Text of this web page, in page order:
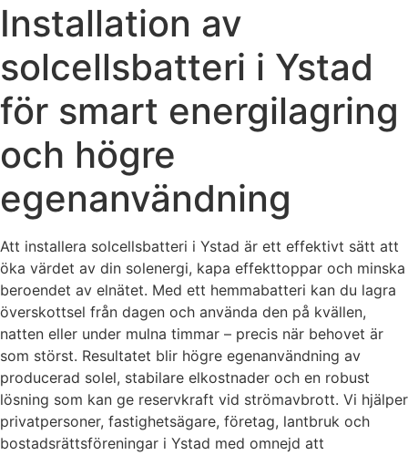
Installation av
solcellsbatteri i Ystad
för smart energilagring
och högre
egenanvändning
Att installera solcellsbatteri i Ystad är ett effektivt sätt att
öka värdet av din solenergi, kapa effekttoppar och minska
beroendet av elnätet. Med ett hemmabatteri kan du lagra
överskottsel från dagen och använda den på kvällen,
natten eller under mulna timmar – precis när behovet är
som störst. Resultatet blir högre egenanvändning av
producerad solel, stabilare elkostnader och en robust
lösning som kan ge reservkraft vid strömavbrott. Vi hjälper
privatpersoner, fastighetsägare, företag, lantbruk och
bostadsrättsföreningar i Ystad med omnejd att